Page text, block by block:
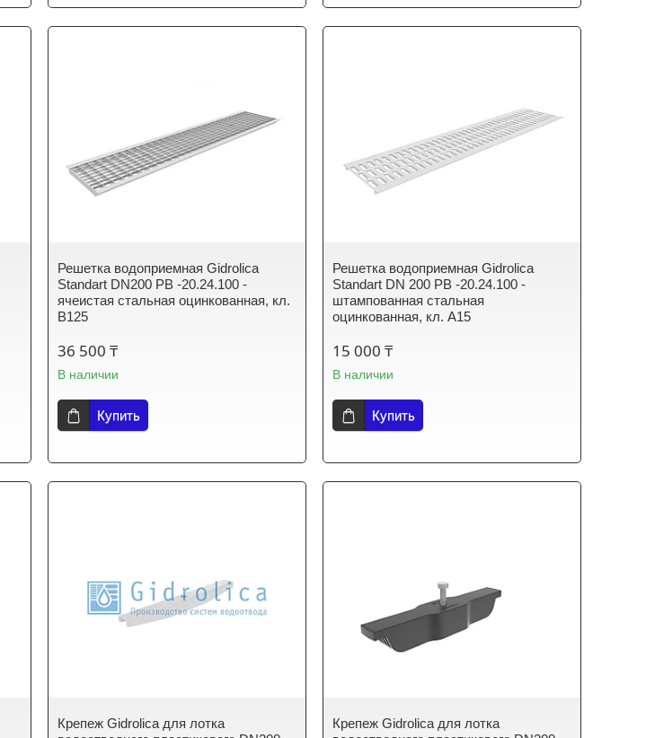
Решетка водоприемная Gidrolica
Standart DN200 РВ -20.24.100 -
ячеистая стальная оцинкованная, кл.
В125
36 500 ₸
В наличии
Купить
Решетка водоприемная Gidrolica
Standart DN 200 РВ -20.24.100 -
штампованная стальная
оцинкованная, кл. А15
15 000 ₸
В наличии
Купить
Крепеж Gidrolica для лотка
Крепеж Gidrolica для лотка